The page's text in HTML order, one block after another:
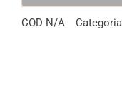
COD N/A Categoria